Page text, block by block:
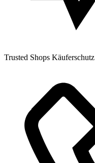
Trusted Shops Käuferschutz